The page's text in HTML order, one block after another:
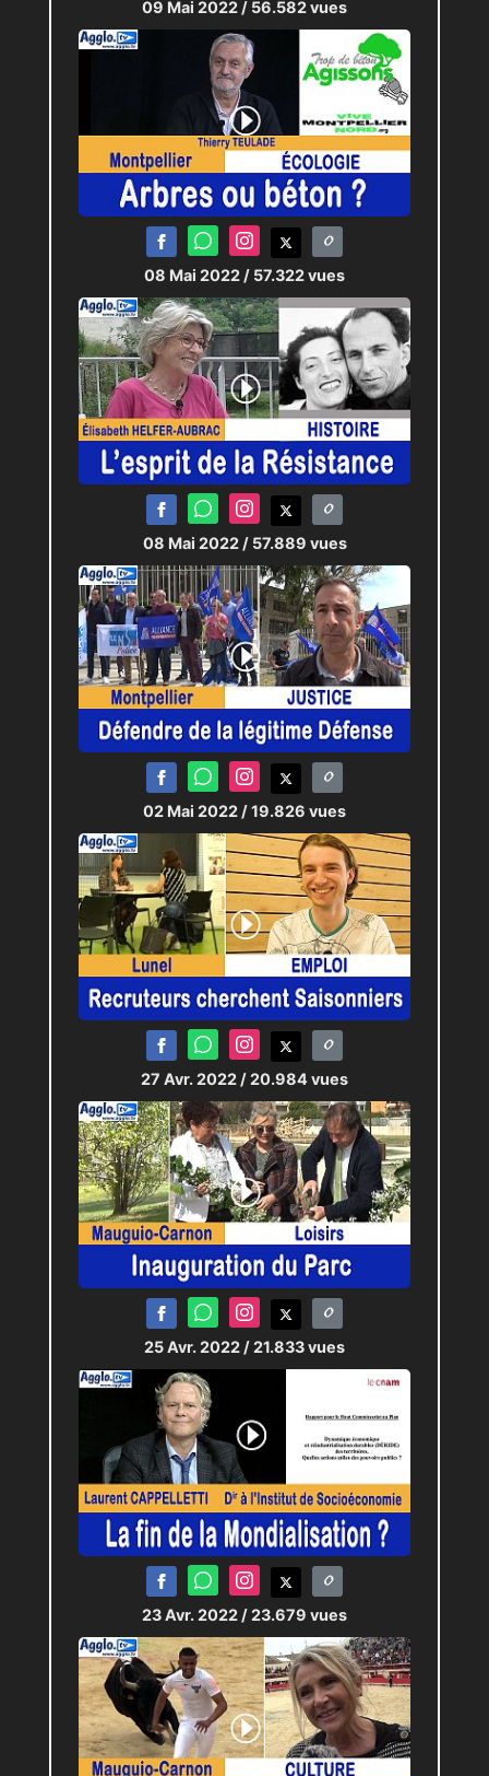
09 Mai 2022 / 56.582 vues
08 Mai 2022 / 57.322 vues
08 Mai 2022 / 57.889 vues
02 Mai 2022 / 19.826 vues
27 Avr. 2022 / 20.984 vues
25 Avr. 2022 / 21.833 vues
23 Avr. 2022 / 23.679 vues